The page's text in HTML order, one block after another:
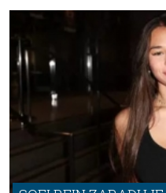
Wiener Städtische